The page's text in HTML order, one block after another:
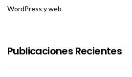
WordPress y web
Publicaciones Recientes